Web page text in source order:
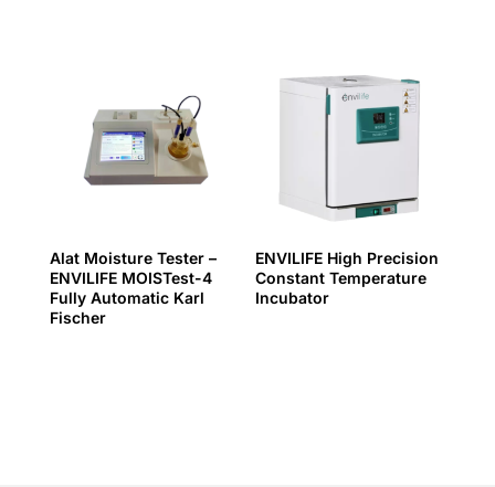
Alat Moisture Tester –
ENVILIFE MOISTest-4
Fully Automatic Karl
Fischer
ENVILIFE High Precision
Constant Temperature
Incubator